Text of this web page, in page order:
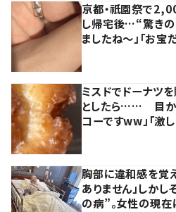
京都・祇園祭で
し帰宅後…“驚きの
ましたね～」「お宝
ミスドでドーナツ
としたら…… 目か
コーですww」「激
胸部に違和感を覚
ありません」しか
の病”。女性の現在